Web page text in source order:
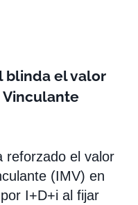
blinda el valor
reforzado el valor
(IMV) en
I+D+i al fijar